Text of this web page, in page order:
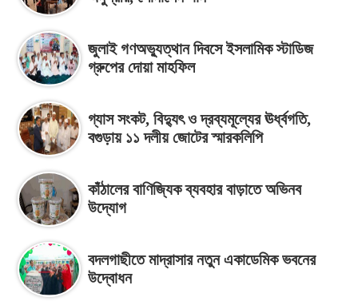
জুলাই গণঅভ্যুত্থান দিবসে ইসলামিক স্টাডিজ
গ্রুপের দোয়া মাহফিল
গ্যাস সংকট, বিদ্যুৎ ও দ্রব্যমূল্যের ঊর্ধ্বগতি,
বগুড়ায় ১১ দলীয় জোটের স্মারকলিপি
কাঁঠালের বাণিজ্যিক ব্যবহার বাড়াতে অভিনব
উদ্যোগ
বদলগাছীতে মাদ্রাসার নতুন একাডেমিক ভবনের
উদ্বোধন